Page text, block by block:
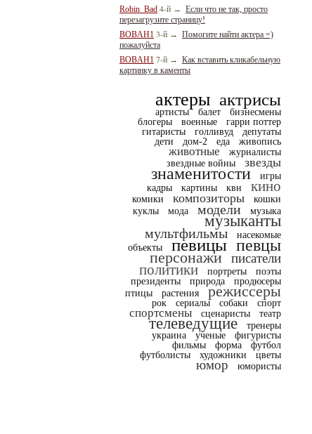
Robin_Bad 4-й → Если что не так, просто
перезагрузите страницу!
BOBAH1 3-й → Помогите найти актера =)
пожалуйста
BOBAH1 7-й → Как вставить кликабельную
картинку в каменты
актеры актрисы
артисты балет
бизнесмены
блогеры
военные
гарри поттер
гитаристы
голливуд
депутаты
дети
дом-2 еда живопись
животные
журналисты
звездные войны
звезды
знаменитости
игры
кадры
картины квн кино
комики композиторы
кошки
куклы
мода модели музыка
музыканты
мультфильмы
насекомые
объекты
певицы певцы
персонажи писатели
политики портреты
поэты
президенты
природа
продюсеры
птицы
растения режиссеры
рок сериалы собаки спорт
спортсмены сценаристы театр
телеведущие
тренеры
украина
ученые
фигуристы
фильмы
форма
футбол
футболисты
художники цветы
юмор юмористы